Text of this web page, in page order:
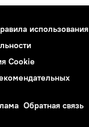
использования
Cookie
Обратная связь